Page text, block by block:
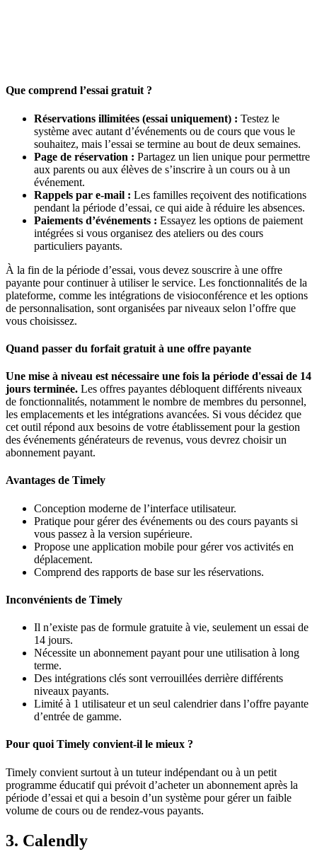
Que comprend l’essai gratuit ?
Réservations illimitées (essai uniquement) : Testez le
système avec autant d’événements ou de cours que vous le
souhaitez, mais l’essai se termine au bout de deux semaines.
Page de réservation : Partagez un lien unique pour permettre
aux parents ou aux élèves de s’inscrire à un cours ou à un
événement.
Rappels par e-mail : Les familles reçoivent des notifications
pendant la période d’essai, ce qui aide à réduire les absences.
Paiements d’événements : Essayez les options de paiement
intégrées si vous organisez des ateliers ou des cours
particuliers payants.
À la fin de la période d’essai, vous devez souscrire à une offre
payante pour continuer à utiliser le service. Les fonctionnalités de la
plateforme, comme les intégrations de visioconférence et les options
de personnalisation, sont organisées par niveaux selon l’offre que
vous choisissez.
Quand passer du forfait gratuit à une offre payante
Une mise à niveau est nécessaire une fois la période d'essai de 14
jours terminée. Les offres payantes débloquent différents niveaux
de fonctionnalités, notamment le nombre de membres du personnel,
les emplacements et les intégrations avancées. Si vous décidez que
cet outil répond aux besoins de votre établissement pour la gestion
des événements générateurs de revenus, vous devrez choisir un
abonnement payant.
Avantages de Timely
Conception moderne de l’interface utilisateur.
Pratique pour gérer des événements ou des cours payants si
vous passez à la version supérieure.
Propose une application mobile pour gérer vos activités en
déplacement.
Comprend des rapports de base sur les réservations.
Inconvénients de Timely
Il n’existe pas de formule gratuite à vie, seulement un essai de
14 jours.
Nécessite un abonnement payant pour une utilisation à long
terme.
Des intégrations clés sont verrouillées derrière différents
niveaux payants.
Limité à 1 utilisateur et un seul calendrier dans l’offre payante
d’entrée de gamme.
Pour quoi Timely convient-il le mieux ?
Timely convient surtout à un tuteur indépendant ou à un petit
programme éducatif qui prévoit d’acheter un abonnement après la
période d’essai et qui a besoin d’un système pour gérer un faible
volume de cours ou de rendez-vous payants.
3. Calendly